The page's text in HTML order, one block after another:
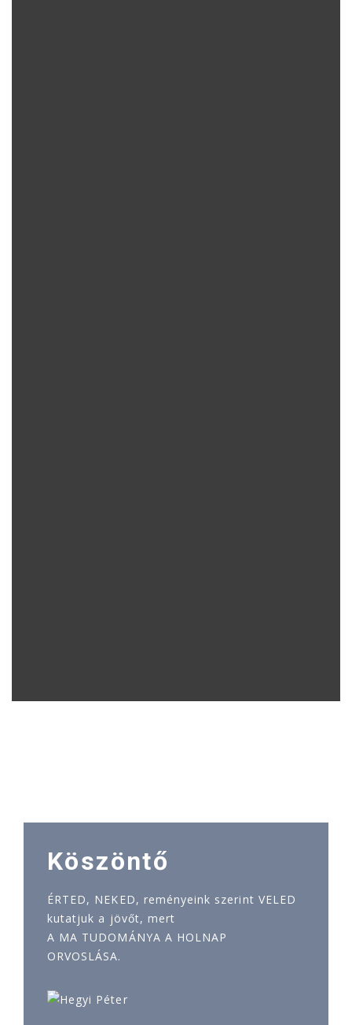
Köszöntő
ÉRTED, NEKED, reményeink szerint VELED
kutatjuk a jövőt, mert
A MA TUDOMÁNYA A HOLNAP
ORVOSLÁSA.